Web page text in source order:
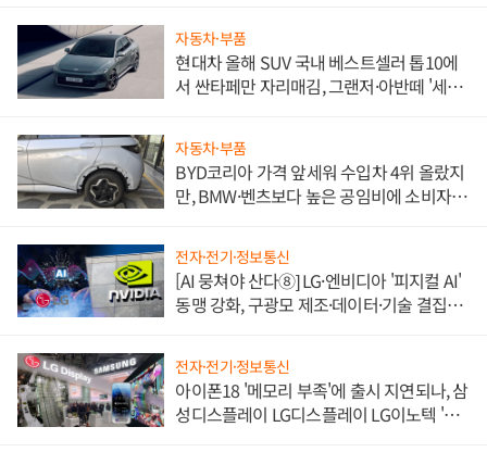
자동차·부품
현대차 올해 SUV 국내 베스트셀러 톱10에
서 싼타페만 자리매김, 그랜저·아반떼 '세단
자동차·부품
BYD코리아 가격 앞세워 수입차 4위 올랐지
만, BMW·벤츠보다 높은 공임비에 소비자
전자·전기·정보통신
[AI 뭉쳐야 산다⑧] LG·엔비디아 '피지컬 AI'
동맹 강화, 구광모 제조·데이터·기술 결집
전자·전기·정보통신
아이폰18 '메모리 부족'에 출시 지연되나, 삼
성디스플레이 LG디스플레이 LG이노텍 '탈